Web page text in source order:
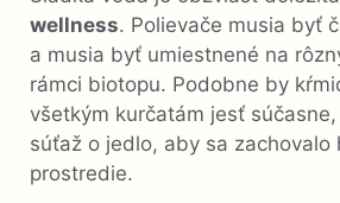
wellness. Polievače musia byť
a musia byť umiestnené na
rámci biotopu. Podobne by
všetkým kurčatám jesť
súťaž o jedlo, aby sa zachovalo
prostredie.